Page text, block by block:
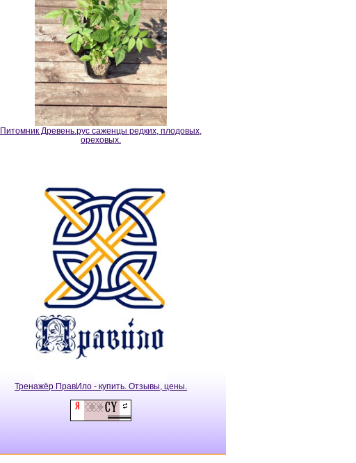
Питомник Древень.рус саженцы редких, плодовых,
ореховых.
Тренажёр ПравИло - купить. Отзывы, цены.